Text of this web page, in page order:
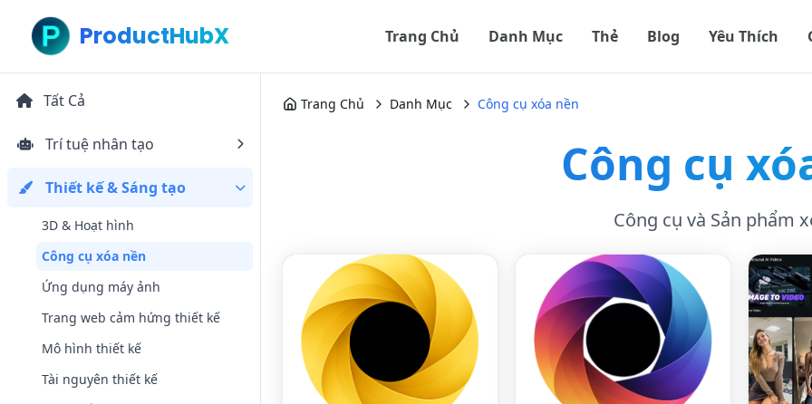
ProductHubX Trang Chủ Danh Mục Thẻ Blog Yêu Thích
Tất Cả
Trí tuệ nhân tạo
Thiết kế & Sáng tạo
3D & Hoạt hình
Công cụ xóa nền
Ứng dụng máy ảnh
Trang web cảm hứng thiết kế
Mô hình thiết kế
Tài nguyên thiết kế
Trang Chủ Danh Mục Công cụ xóa nền
Công cụ
Công cụ và Sản phẩm